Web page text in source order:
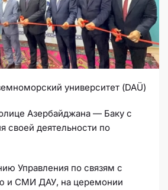
университет (DAÜ)
Азербайджана — Баку с
своей деятельности по
Управления по связям с
и СМИ ДАУ, на церемонии